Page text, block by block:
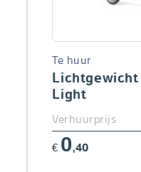
Light
Te huur
Verhuurprijs
€ 0,40